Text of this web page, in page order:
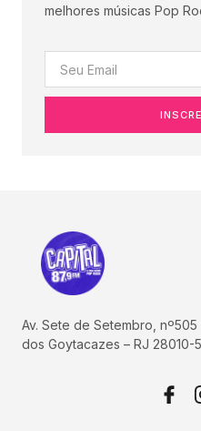
melhores músicas Pop
Av. Sete de Setembro,
dos Goytacazes – RJ 28010-